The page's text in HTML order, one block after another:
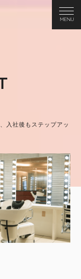
入社後もステップアッ